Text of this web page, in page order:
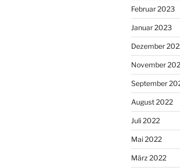
Februar 2023
Januar 2023
Dezember
November
September
August 2022
Juli 2022
Mai 2022
März 2022